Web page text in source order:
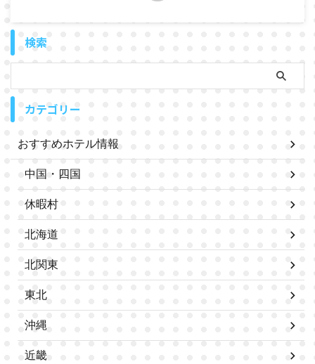
検索
カテゴリー
おすすめホテル情報
中国・四国
休暇村
北海道
北関東
東北
沖縄
近畿